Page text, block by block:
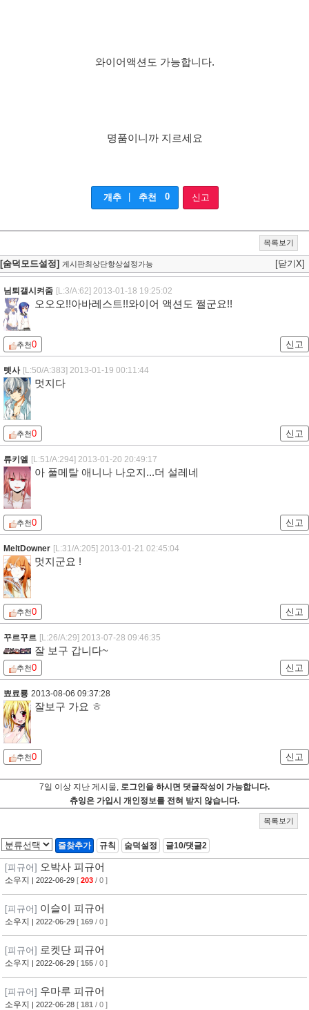
와이어액션도 가능합니다.
명품이니까 지르세요
개추 추천 0 신고
목록보기
[숨덕모드설정] 게시판최상단항상설정가능 [닫기X]
님퇴갤시켜줌 [L:3/A:62] 2013-01-18 19:25:02
오오오!!아바레스트!!와이어 액션도 쩔군요!!
추천0 신고
텟사 [L:50/A:383] 2013-01-19 00:11:44
멋지다
추천0 신고
류키엘 [L:51/A:294] 2013-01-20 20:49:17
아 풀메탈 애니나 나오지...더 설레네
추천0 신고
MeltDowner [L:31/A:205] 2013-01-21 02:45:04
멋지군요 !
추천0 신고
꾸르꾸르 [L:26/A:29] 2013-07-28 09:46:35
잘 보구 갑니다~
추천0 신고
뾰료룡 2013-08-06 09:37:28
잘보구 가요 ㅎ
추천0 신고
7일 이상 지난 게시물, 로그인을 하시면 댓글작성이 가능합니다.
츄잉은 가입시 개인정보를 전혀 받지 않습니다.
목록보기
즐찾추가 규칙 숨덕설정 글10/댓글2
[피규어] 오박사 피규어
소우지 | 2022-06-29 [ 203 / 0 ]
[피규어] 이슬이 피규어
소우지 | 2022-06-29 [ 169 / 0 ]
[피규어] 로켓단 피규어
소우지 | 2022-06-29 [ 155 / 0 ]
[피규어] 우마루 피규어
소우지 | 2022-06-28 [ 181 / 0 ]